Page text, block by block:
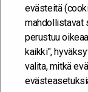
evästeitä
mahdollistavat
perustuu
kaikki",
valita, mitkä